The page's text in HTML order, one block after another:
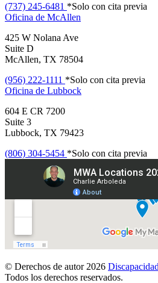
(737) 245-6481 *Solo con cita previa
Oficina de McAllen
425 W Nolana Ave
Suite D
McAllen, TX 78504
(956) 222-1111 *Solo con cita previa
Oficina de Lubbock
604 E CR 7200
Suite 3
Lubbock, TX 79423
(806) 304-5454 *Solo con cita previa
© Derechos de autor 2026
Todos los derechos reservados.